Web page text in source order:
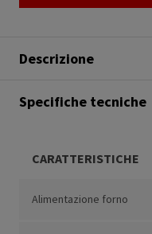
Descrizione
Specifiche tecniche
CARATTERISTICHE
Alimentazione forno